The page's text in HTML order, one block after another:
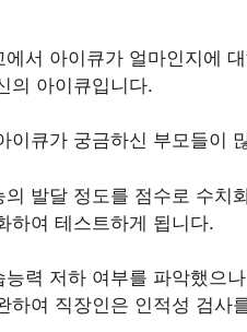
에서 아이큐가 얼마인지에
의 아이큐입니다.
이큐가 궁금하신 부모들이
의 발달 정도를 점수로 수치
하여 테스트하게 됩니다.
능력 저하 여부를 파악했으
하여 직장인은 인적성 검사